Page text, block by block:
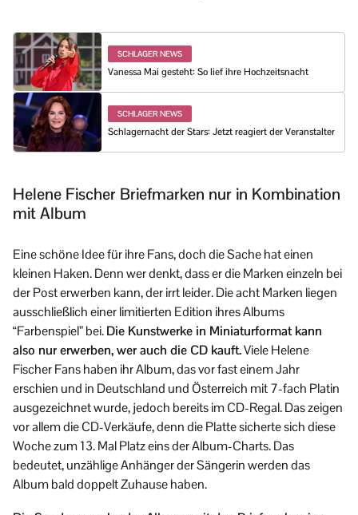
SCHLAGER NEWS
Vanessa Mai gesteht: So lief ihre Hochzeitsnacht
SCHLAGER NEWS
Schlagernacht der Stars: Jetzt reagiert der Veranstalter
Helene Fischer Briefmarken nur in Kombination
mit Album
Eine schöne Idee für ihre Fans, doch die Sache hat einen
kleinen Haken. Denn wer denkt, dass er die Marken einzeln bei
der Post erwerben kann, der irrt leider. Die acht Marken liegen
ausschließlich einer limitierten Edition ihres Albums
“Farbenspiel” bei.Die Kunstwerke in Miniaturformat kann
also nur erwerben, wer auch die CD kauft.Viele Helene
Fischer Fans haben ihr Album, das vor fast einem Jahr
erschien und in Deutschland und Österreich mit 7-fach Platin
ausgezeichnet wurde, jedoch bereits im CD-Regal. Das zeigen
vor allem die CD-Verkäufe, denn die Platte sicherte sich diese
Woche zum 13. Mal Platz eins der Album-Charts. Das
bedeutet, unzählige Anhänger der Sängerin werden das
Album bald doppelt Zuhause haben.